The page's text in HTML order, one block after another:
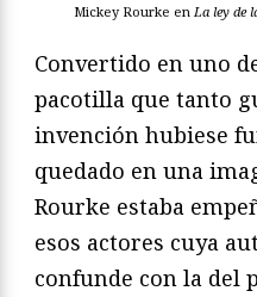
Mickey Rourke en La ley de
Convertido en uno
pacotilla que tanto
invención hubiese
quedado en una
Rourke estaba
esos actores cuya
confunde con la del